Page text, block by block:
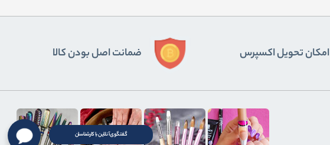
گفتگوی آنلاین با کارشناسان
اﻣﮑﺎن ﺗﺤﻮﯾﻞ اﮐﺴﭙﺮس ضمانت اصل بودن کالا